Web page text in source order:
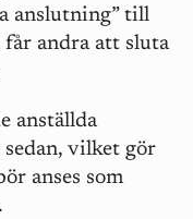
anslutning” till
får andra att sluta
anställda
vilket gör
anses som